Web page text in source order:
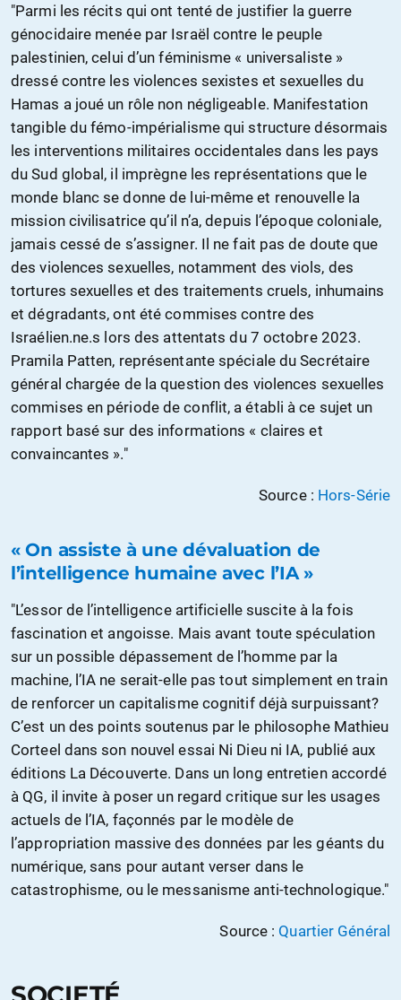
"Parmi les récits qui ont tenté de justifier la guerre
génocidaire menée par Israël contre le peuple
palestinien, celui d’un féminisme « universaliste »
dressé contre les violences sexistes et sexuelles du
Hamas a joué un rôle non négligeable. Manifestation
tangible du fémo-impérialisme qui structure désormais
les interventions militaires occidentales dans les pays
du Sud global, il imprègne les représentations que le
monde blanc se donne de lui-même et renouvelle la
mission civilisatrice qu’il n’a, depuis l’époque coloniale,
jamais cessé de s’assigner. Il ne fait pas de doute que
des violences sexuelles, notamment des viols, des
tortures sexuelles et des traitements cruels, inhumains
et dégradants, ont été commises contre des
Israélien.ne.s lors des attentats du 7 octobre 2023.
Pramila Patten, représentante spéciale du Secrétaire
général chargée de la question des violences sexuelles
commises en période de conflit, a établi à ce sujet un
rapport basé sur des informations « claires et
convaincantes »."
Source : Hors-Série
« On assiste à une dévaluation de
l’intelligence humaine avec l’IA »
"L’essor de l’intelligence artificielle suscite à la fois
fascination et angoisse. Mais avant toute spéculation
sur un possible dépassement de l’homme par la
machine, l’IA ne serait-elle pas tout simplement en train
de renforcer un capitalisme cognitif déjà surpuissant?
C’est un des points soutenus par le philosophe Mathieu
Corteel dans son nouvel essai Ni Dieu ni IA, publié aux
éditions La Découverte. Dans un long entretien accordé
à QG, il invite à poser un regard critique sur les usages
actuels de l’IA, façonnés par le modèle de
l’appropriation massive des données par les géants du
numérique, sans pour autant verser dans le
catastrophisme, ou le messanisme anti-technologique."
Source : Quartier Général